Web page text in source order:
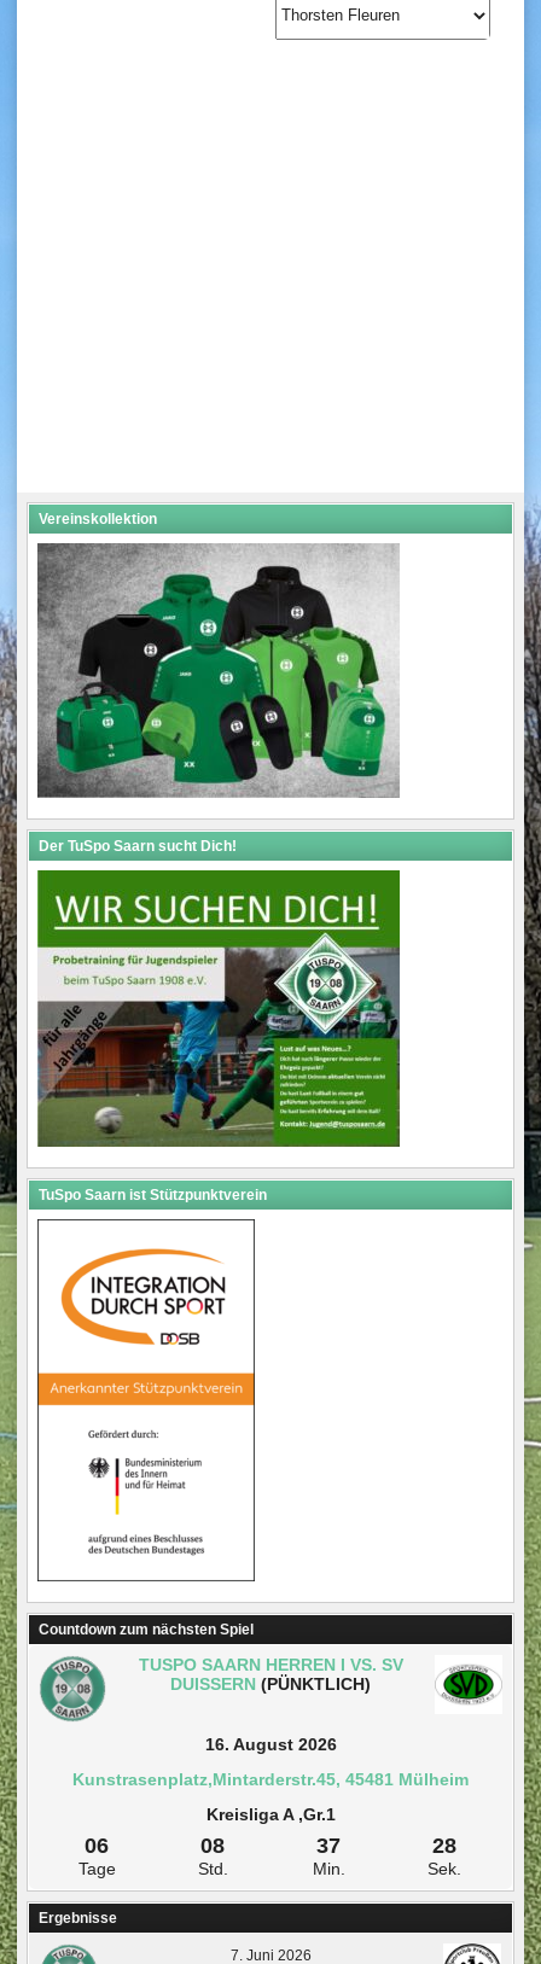
Vereinskollektion
Der TuSpo Saarn sucht Dich!
TuSpo Saarn ist Stützpunktverein
Countdown zum nächsten Spiel
TUSPO SAARN HERREN I VS. SV
DUISSERN (PÜNKTLICH)
16. August 2026
Kunstrasenplatz,Mintarderstr.45, 45481 Mülheim
Kreisliga A ,Gr.1
06
Tage
08
Std.
37
Min.
28
Sek.
Ergebnisse
7. Juni 2026